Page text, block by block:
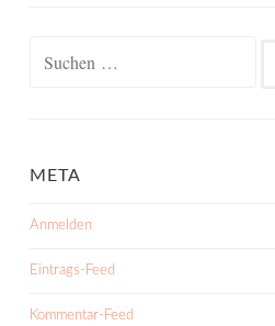
META
Anmelden
Eintrags-Feed
Kommentar-Feed